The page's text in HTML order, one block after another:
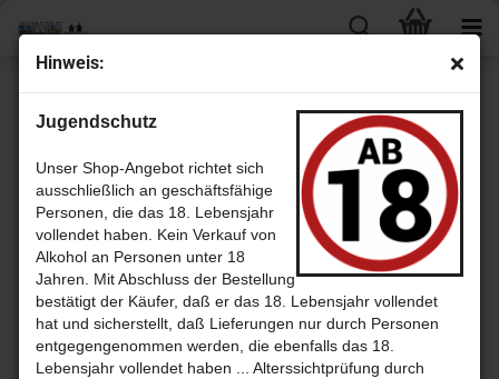
Hin­weis:
Jugendschutz
Unser Shop-Angebot richtet sich
ausschließlich an geschäftsfähige
Personen, die das 18. Lebensjahr
vollendet haben. Kein Verkauf von
Alkohol an Personen unter 18
Jahren. Mit Abschluss der Bestellung
bestätigt der Käufer, daß er das 18. Lebensjahr vollendet
hat und sicherstellt, daß Lieferungen nur durch Personen
entgegengenommen werden, die ebenfalls das 18.
Lebensjahr vollendet haben ... Alterssichtprüfung durch
weiter »
Letzter »
3Artikel in dieser Kategorie
Dal­mo­re 14 Jahre Batch 3 mit 51,3% von That Boutique-​y Whis­ky
Com­pa­ny